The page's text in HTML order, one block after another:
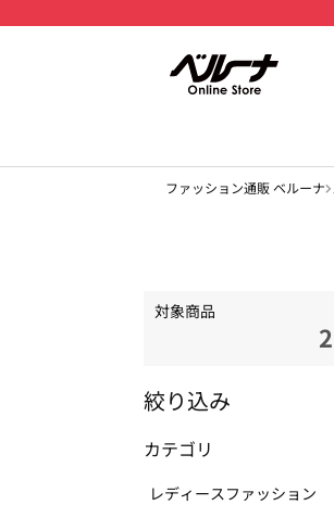
ファッション通販 ベルーナ
対象商品
2
絞り込み
カテゴリ
レディースファッション